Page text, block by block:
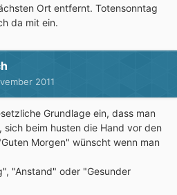
Ort entfernt. Totensonntag
da mit ein.
2011
Grundlage ein, dass man
sich beim husten die Hand vor den
Morgen" wünscht wenn man
"Anstand" oder "Gesunder